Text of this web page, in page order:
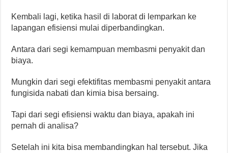
Kembali lagi, ketika hasil di laborat di lemparkan ke
lapangan efisiensi mulai diperbandingkan.
Antara dari segi kemampuan membasmi penyakit dan
biaya.
Mungkin dari segi efektifitas membasmi penyakit antara
fungisida nabati dan kimia bisa bersaing.
Tapi dari segi efisiensi waktu dan biaya, apakah ini
pernah di analisa?
Setelah ini kita bisa membandingkan hal tersebut. Jika